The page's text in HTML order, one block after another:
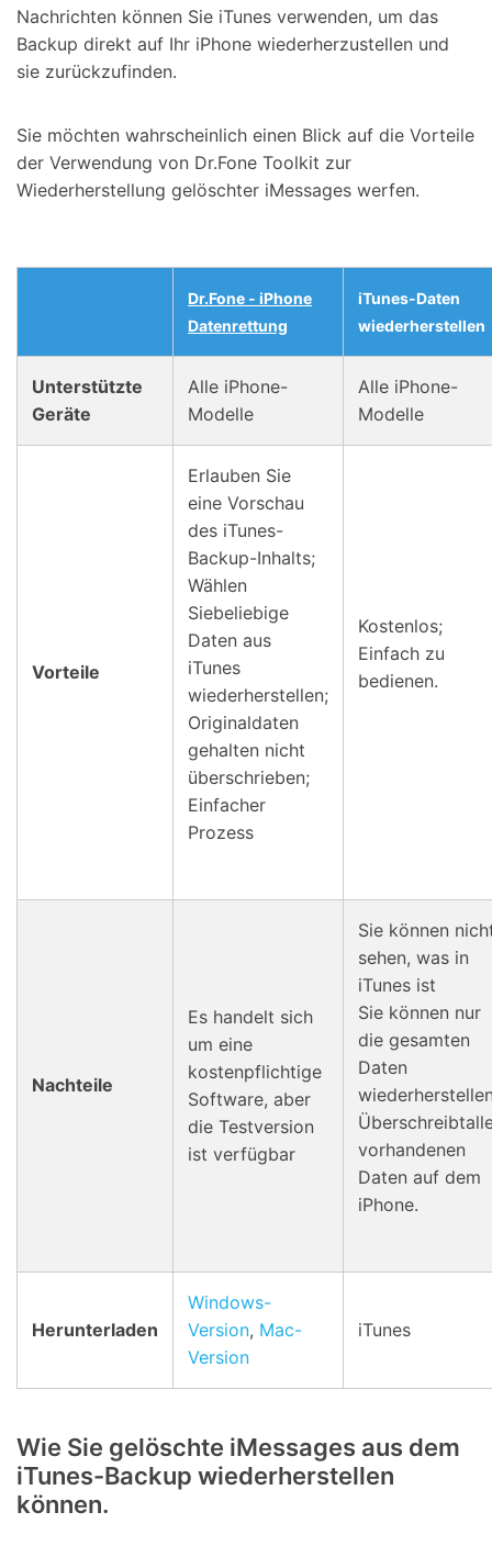
Nachrichten können Sie iTunes verwenden, um das
Backup direkt auf Ihr iPhone wiederherzustellen und
sie zurückzufinden.
Sie möchten wahrscheinlich einen Blick auf die Vorteile
der Verwendung von Dr.Fone Toolkit zur
Wiederherstellung gelöschter iMessages werfen.
Dr.Fone - iPhone
Datenrettung
iTunes-Daten
wiederherstellen
Unterstützte
Geräte
Alle iPhone-
Modelle
Alle iPhone-
Modelle
Vorteile
Erlauben Sie
eine Vorschau
des iTunes-
Backup-Inhalts;
Wählen
Siebeliebige
Daten aus
iTunes
wiederherstellen;
Originaldaten
gehalten nicht
überschrieben;
Einfacher
Prozess
Kostenlos;
Einfach zu
bedienen.
Nachteile
Es handelt sich
um eine
kostenpflichtige
Software, aber
die Testversion
ist verfügbar
Sie können
sehen, was in
iTunes ist
Sie können nur
die gesamten
Daten
vorhandenen
Daten auf dem
iPhone.
Herunterladen
Windows-
Version, Mac-
Version
iTunes
Wie Sie gelöschte iMessages aus dem
iTunes-Backup wiederherstellen
können.